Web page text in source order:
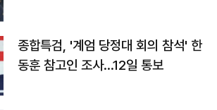
종합특검, '계엄 당정대 회의 참석' 한
동훈 참고인 조사...12일 통보